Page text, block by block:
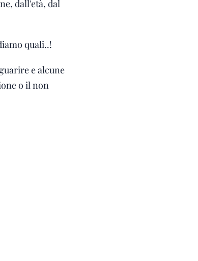
dall'età, dal
quali..!
e alcune
o il non